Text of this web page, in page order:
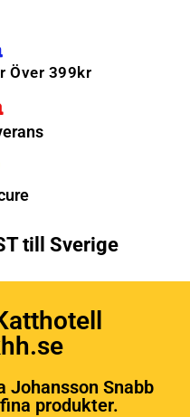
Över 399kr
till Sverige
Johansson Snabb
produkter.